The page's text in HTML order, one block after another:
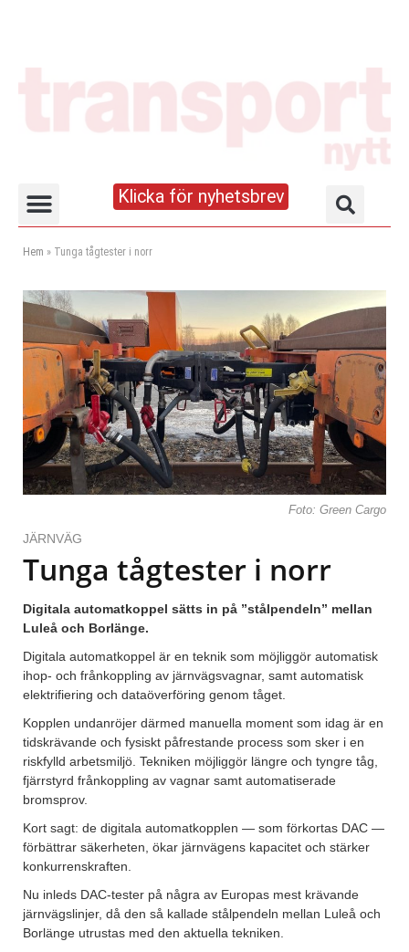
Klicka för nyhetsbrev
Hem » Tunga tågtester i norr
Foto: Green Cargo
JÄRNVÄG
Tunga tågtester i norr
Digitala automatkoppel sätts in på ”stålpendeln” mellan
Luleå och Borlänge.
Digitala automatkoppel är en teknik som möjliggör automatisk
ihop- och frånkoppling av järnvägsvagnar, samt automatisk
elektrifiering och dataöverföring genom tåget.
Kopplen undanröjer därmed manuella moment som idag är en
tidskrävande och fysiskt påfrestande process som sker i en
riskfylld arbetsmiljö. Tekniken möjliggör längre och tyngre tåg,
fjärrstyrd frånkoppling av vagnar samt automatiserade
bromsprov.
Kort sagt: de digitala automatkopplen — som förkortas DAC —
förbättrar säkerheten, ökar järnvägens kapacitet och stärker
konkurrenskraften.
Nu inleds DAC-tester på några av Europas mest krävande
järnvägslinjer, då den så kallade stålpendeln mellan Luleå och
Borlänge utrustas med den aktuella tekniken.